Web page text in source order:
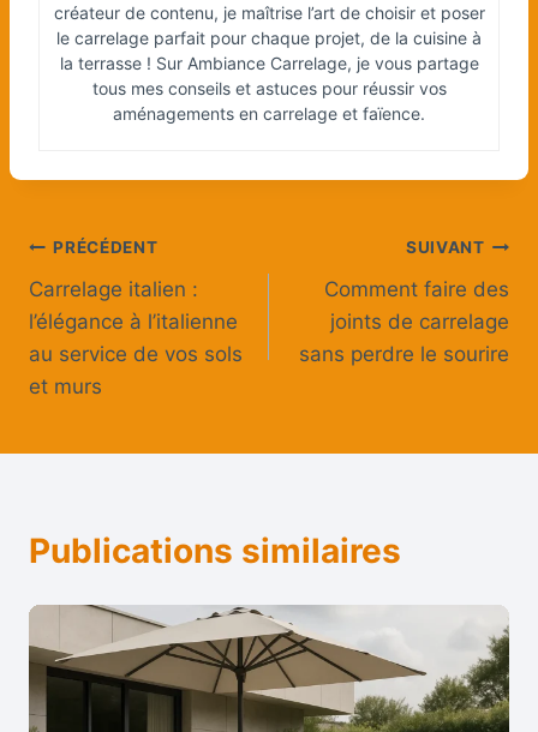
créateur de contenu, je maîtrise l’art de choisir et poser
le carrelage parfait pour chaque projet, de la cuisine à
la terrasse ! Sur Ambiance Carrelage, je vous partage
tous mes conseils et astuces pour réussir vos
aménagements en carrelage et faïence.
Navigation
de
l’article
PRÉCÉDENT
Carrelage italien :
l’élégance à l’italienne
au service de vos sols
et murs
SUIVANT
Comment faire des
joints de carrelage
sans perdre le sourire
Publications similaires